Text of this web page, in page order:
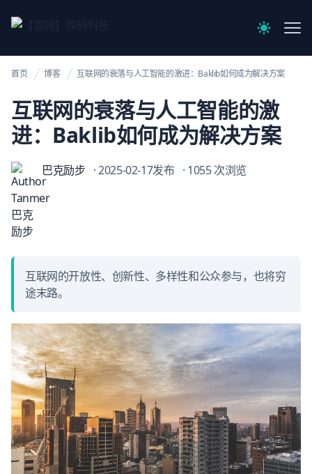
【官网】探码科技
Switch
首页 博客 互联网的衰落与人工智能的激进：Baklib如何成为解决方案
互联网的衰落与人工智能的激
进：Baklib如何成为解决方案
巴克励步 · 2025-02-17发布 · 1055 次浏览
互联网的开放性、创新性、多样性和公众参与，也将穷
途末路。